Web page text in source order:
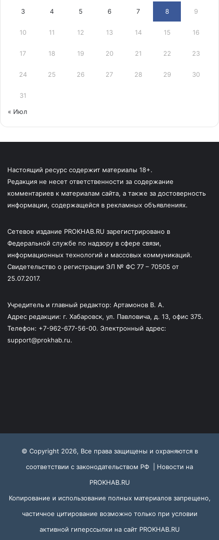
3 4 5 6 7 8 9
10 11 12 13 14 15 16
17 18 19 20 21 22 23
24 25 26 27 28 29 30
31
« Июл
Настоящий ресурс содержит материалы 18+.
Редакция не несет ответственности за содержание
комментариев к материалам сайта, а также за достоверность
информации, содержащейся в рекламных объявлениях.
Сетевое издание PROKHAB.RU зарегистрировано в
Федеральной службе по надзору в сфере связи,
информационных технологий и массовых коммуникаций.
Свидетельство о регистрации ЭЛ № ФС 77 – 70505 от
25.07.2017.
Учредитель и главный редактор: Артамонов В. А.
Адрес редакции: г. Хабаровск, ул. Павловича, д. 13, офис 375.
Телефон: +7-962-677-56-00. Электронный адрес:
support@prokhab.ru.
© Copyright 2026, Все права защищены и охраняются в
соответствии с законодательством РФ | Новости на
PROKHAB.RU
Копирование и использование полных материалов запрещено,
частичное цитирование возможно только при условии
активной гиперссылки на сайт PROKHAB.RU